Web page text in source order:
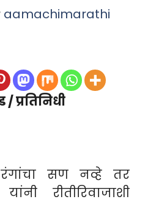
aamachimarathi
प्रतिनिधी
सण नव्हे तर
रीतीरिवाजाशी